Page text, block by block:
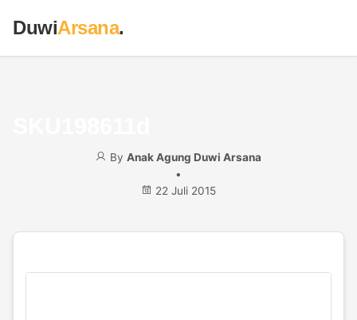
DuwiArsana.
By Anak Agung Duwi Arsana
•
22 Juli 2015